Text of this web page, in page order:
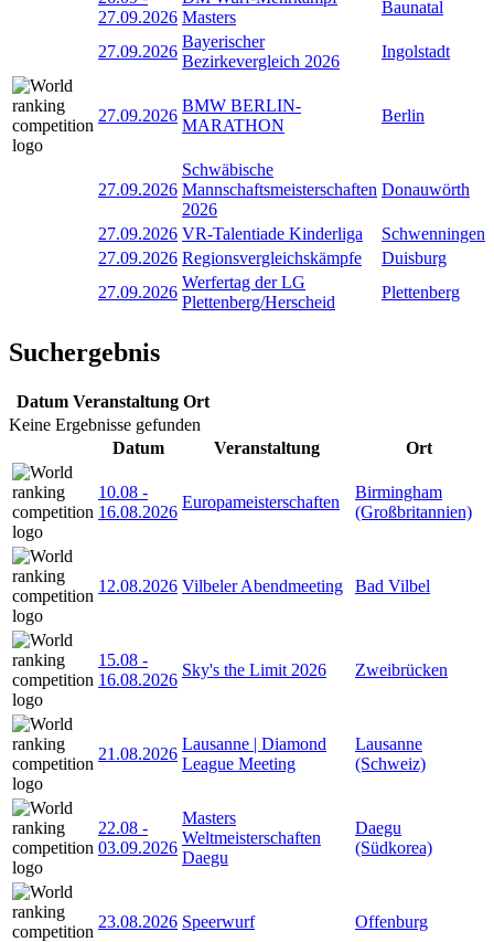
27.09.2026 Masters
Baunatal
27.09.2026
Bayerischer
Bezirkevergleich 2026
Ingolstadt
27.09.2026
BMW BERLIN-
MARATHON
Berlin
27.09.2026
Schwäbische
Mannschaftsmeisterschaften
2026
Donauwörth
27.09.2026 VR-Talentiade Kinderliga
Schwenningen
27.09.2026 Regionsvergleichskämpfe
Duisburg
27.09.2026
Werfertag der LG
Plettenberg/Herscheid
Plettenberg
Suchergebnis
Datum Veranstaltung Ort
Keine Ergebnisse gefunden
Datum
Veranstaltung Ort
10.08 -
16.08.2026
Europameisterschaften
Birmingham
(Großbritannien)
12.08.2026 Vilbeler Abendmeeting Bad Vilbel
15.08 -
16.08.2026
Sky's the Limit 2026 Zweibrücken
21.08.2026
Lausanne | Diamond
League Meeting
Lausanne
(Schweiz)
22.08 -
03.09.2026
Masters
Weltmeisterschaften
Daegu
Daegu
(Südkorea)
23.08.2026 Speerwurf Offenburg